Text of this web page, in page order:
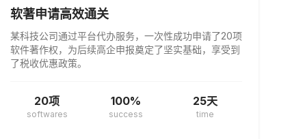
软著申请高效通关
某科技公司通过平台代办服务，一次性成功申请了20项
软件著作权，为后续高企申报奠定了坚实基础，享受到
了税收优惠政策。
20项
softwares
100%
success
25天
time